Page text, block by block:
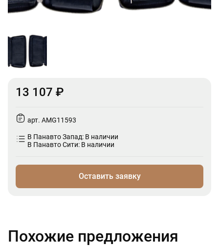
13 107 ₽
арт. AMG11593
В Панавто Запад: В наличии
В Панавто Сити: В наличии
Оставить заявку
Похожие предложения